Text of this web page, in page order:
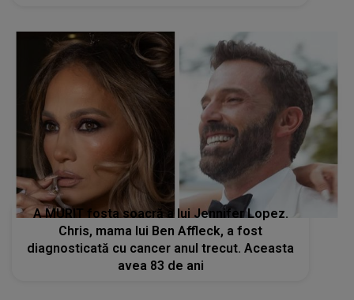
A MURIT fosta soacră a lui Jennifer Lopez.
Chris, mama lui Ben Affleck, a fost
diagnosticată cu cancer anul trecut. Aceasta
avea 83 de ani